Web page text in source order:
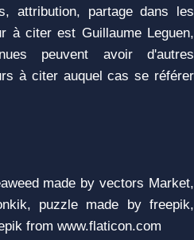
attribution, partage dans les
à citer est Guillaume Leguen,
peuvent avoir d'autres
à citer auquel cas se référer
made by vectors Market,
puzzle made by freepik,
from www.flaticon.com